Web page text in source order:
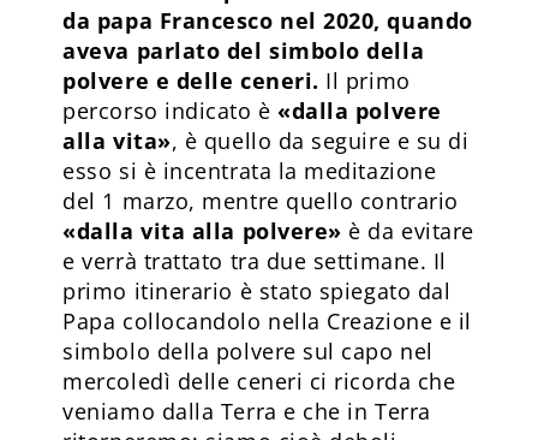
da papa Francesco nel 2020, quando
aveva parlato del simbolo della
polvere e delle ceneri. Il primo
percorso indicato è «dalla polvere
alla vita», è quello da seguire e su di
esso si è incentrata la meditazione
del 1 marzo, mentre quello contrario
«dalla vita alla polvere» è da evitare
e verrà trattato tra due settimane. Il
primo itinerario è stato spiegato dal
Papa collocandolo nella Creazione e il
simbolo della polvere sul capo nel
mercoledì delle ceneri ci ricorda che
veniamo dalla Terra e che in Terra